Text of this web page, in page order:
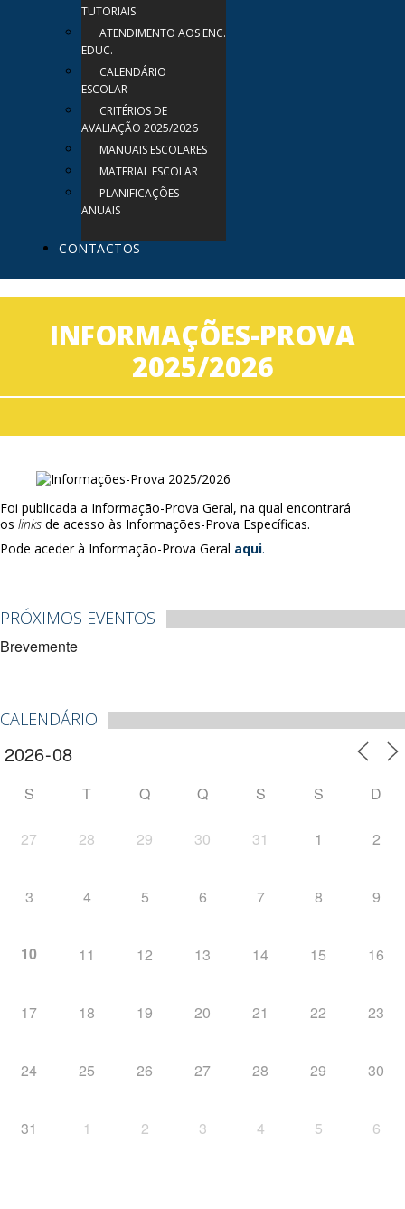
TUTORIAIS
ATENDIMENTO AOS ENC.
EDUC.
CALENDÁRIO
ESCOLAR
CRITÉRIOS DE
AVALIAÇÃO 2025/2026
MANUAIS ESCOLARES
MATERIAL ESCOLAR
PLANIFICAÇÕES
ANUAIS
CONTACTOS
INFORMAÇÕES-PROVA
2025/2026
Foi publicada a Informação-Prova Geral, na qual encontrará
os links de acesso às Informações-Prova Específicas.
Pode aceder à Informação-Prova Geral aqui.
PRÓXIMOS EVENTOS
Brevemente
CALENDÁRIO
S T Q Q S S D
27 28 29 30 31 1 2
3 4 5 6 7 8 9
10 11 12 13 14 15 16
17 18 19 20 21 22 23
24 25 26 27 28 29 30
31 1 2 3 4 5 6